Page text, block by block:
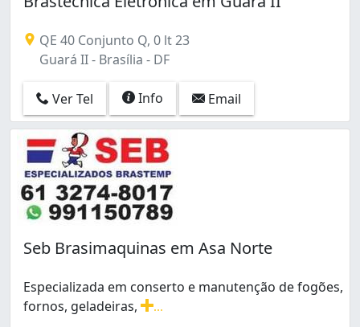
Guará II (1)
Núcleo Bandeirante (1)
Paranoá (1)
Planaltina (1)
Recanto das Emas (1)
Riacho Fundo (3)
Santa Maria (2)
Sao Sebastião (1)
Setor Sudoeste (1)
Sobradinho (5)
Sul (Águas Claras) (1)
Taguatinga (16)
Taguatinga Norte (Taguatinga) (4)
Taguatinga Sul (Taguatinga) (3)
Zona Industrial (1)
Área Octogonal (1)
QE 40 Conjunto Q, 0 lt 23
Guará II - Brasília - DF
Ver Tel Info Email
Seb Brasimaquinas em Asa Norte
Especializada em conserto e manutenção de fogões,
fornos, geladeiras,